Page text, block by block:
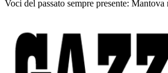
Voci del passato sempre presente: